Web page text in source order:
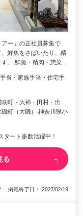
ー」の正社員募集で
鮮魚をさばいたり、精
す。 鮮魚・精肉・惣菜…
当・家族手当・住宅手
町・大神・田村・出
町（大磯） 神奈川県小
ート多数活躍中！
る
掲載終了日： 2027/02/19